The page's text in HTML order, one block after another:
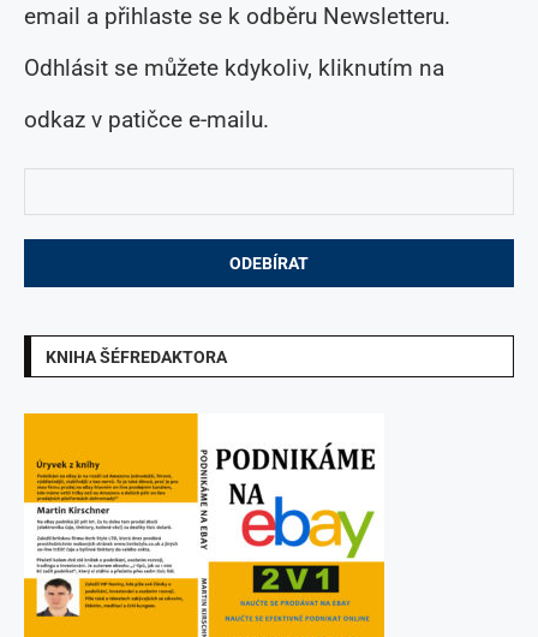
email a přihlaste se k odběru Newsletteru.
Odhlásit se můžete kdykoliv, kliknutím na
odkaz v patičce e-mailu.
KNIHA ŠÉFREDAKTORA